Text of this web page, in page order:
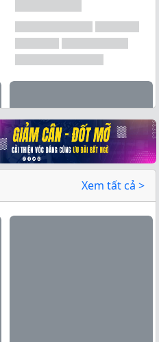
cả →
cả →
Xem tất cả >